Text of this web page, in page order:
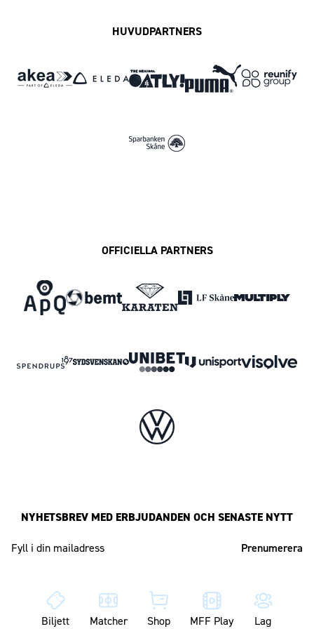
HUVUDPARTNERS
OFFICIELLA PARTNERS
NYHETSBREV MED ERBJUDANDEN OCH SENASTE NYTT
Biljett Matcher Shop MFF Play Lag